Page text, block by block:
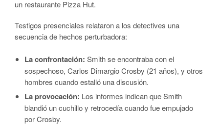
un restaurante Pizza Hut.
Testigos presenciales relataron a los detectives una
secuencia de hechos perturbadora:
La confrontación: Smith se encontraba con el
sospechoso, Carlos Dimargio Crosby (21 años), y otros
hombres cuando estalló una discusión.
La provocación: Los informes indican que Smith
blandió un cuchillo y retrocedía cuando fue empujado
por Crosby.